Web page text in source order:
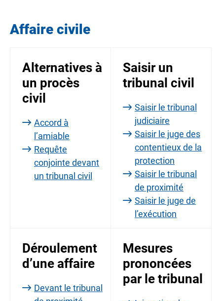
Affaire civile
Alternatives à
un procès
civil
Accord à
l’amiable
Requête
conjointe devant
un tribunal civil
Saisir un
tribunal civil
Saisir le tribunal
judiciaire
Saisir le juge des
contentieux de la
protection
Saisir le tribunal
de proximité
Saisir le juge de
l’exécution
Déroulement
d’une affaire
Devant le tribunal
Mesures
prononcées
par le tribunal